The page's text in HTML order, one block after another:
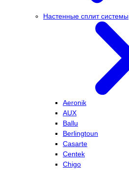
Настенные сплит системы
Aeronik
AUX
Ballu
Berlingtoun
Casarte
Centek
Chigo